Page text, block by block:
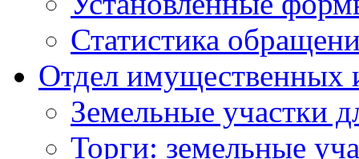
Статистика
Отдел имущественных
Земельные участки
Торги: земельные